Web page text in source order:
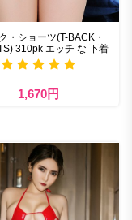
・ショーツ(T-BACK・
310pk エッチ な 下着
1,670円